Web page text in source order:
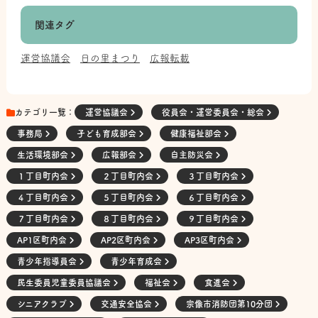
関連タグ
運営協議会 日の里まつり 広報転載
カテゴリ一覧： 運営協議会 役員会・運営委員会・総会
事務局 子ども育成部会 健康福祉部会
生活環境部会 広報部会 自主防災会
１丁目町内会 ２丁目町内会 ３丁目町内会
４丁目町内会 ５丁目町内会 ６丁目町内会
７丁目町内会 ８丁目町内会 ９丁目町内会
AP1区町内会 AP2区町内会 AP3区町内会
青少年指導員会 青少年育成会
民生委員児童委員協議会 福祉会 食進会
シニアクラブ 交通安全協会 宗像市消防団第10分団